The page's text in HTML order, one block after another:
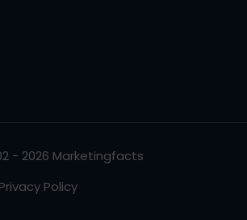
- 2026 Marketingfacts
Privacy Policy